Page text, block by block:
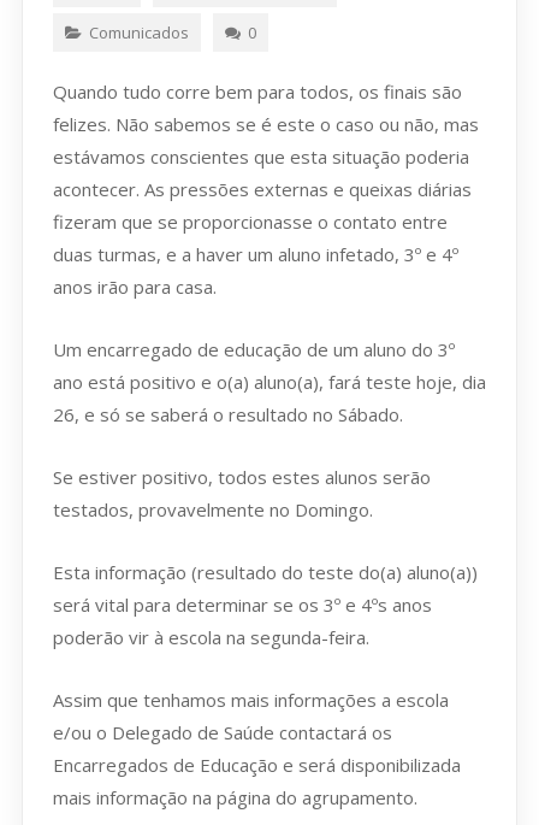
Comunicados 0
Quando tudo corre bem para todos, os finais são
felizes. Não sabemos se é este o caso ou não, mas
estávamos conscientes que esta situação poderia
acontecer. As pressões externas e queixas diárias
fizeram que se proporcionasse o contato entre
duas turmas, e a haver um aluno infetado, 3º e 4º
anos irão para casa.
Um encarregado de educação de um aluno do 3º
ano está positivo e o(a) aluno(a), fará teste hoje, dia
26, e só se saberá o resultado no Sábado.
Se estiver positivo, todos estes alunos serão
testados, provavelmente no Domingo.
Esta informação (resultado do teste do(a) aluno(a))
será vital para determinar se os 3º e 4ºs anos
poderão vir à escola na segunda-feira.
Assim que tenhamos mais informações a escola
e/ou o Delegado de Saúde contactará os
Encarregados de Educação e será disponibilizada
mais informação na página do agrupamento.